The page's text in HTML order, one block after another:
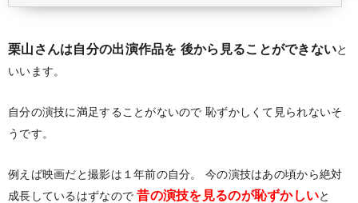
栗山さんは自分の出演作品を 後から見ることができないと
いいます。
自分の演技に満足することがないので 恥ずかしくて見られないそ
うです。
例えば映画だと撮影は１年前の自分。
今の演技はあの頃から絶対
成長しているはずなので 昔の演技を見るのが恥ずかしいと